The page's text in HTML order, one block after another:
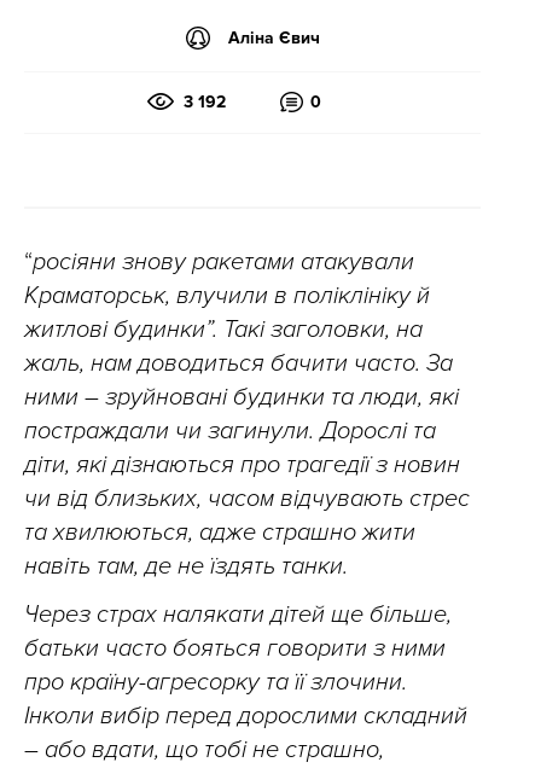
Аліна Євич
3 192 0
“росіяни знову ракетами атакували
Краматорськ, влучили в поліклініку й
житлові будинки”. Такі заголовки, на
жаль, нам доводиться бачити часто. За
ними – зруйновані будинки та люди, які
постраждали чи загинули. Дорослі та
діти, які дізнаються про трагедії з новин
чи від близьких, часом відчувають стрес
та хвилюються, адже страшно жити
навіть там, де не їздять танки.
Через страх налякати дітей ще більше,
батьки часто бояться говорити з ними
про країну-агресорку та її злочини.
Інколи вибір перед дорослими складний
– або вдати, що тобі не страшно,